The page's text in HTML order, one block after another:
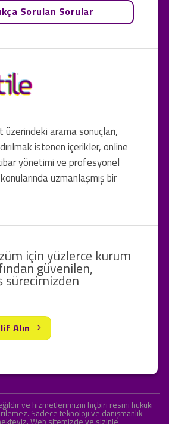
arama sonuçları,
istenen içerikler, online
yönetimi ve profesyonel
uzmanlaşmış bir
Sorulan Sorular
için yüzlerce kurum
güvenilen,
sürecimizden
Alın
ve hizmetlerimizin hiçbiri resmi hukuki
Sadece teknoloji ve danışmanlık
Web sitemizde ve sizinle